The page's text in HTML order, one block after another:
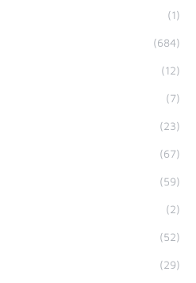
(1)
(684)
(12)
(7)
(23)
(67)
(59)
(2)
(52)
(29)